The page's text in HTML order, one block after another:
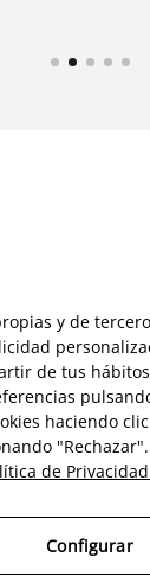
y de
de tus
haciendo
de
Configurar